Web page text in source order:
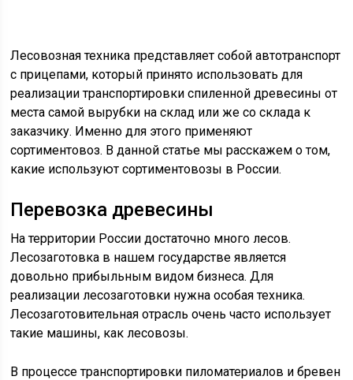
Лесовозная техника представляет собой автотранспорт
с прицепами, который принято использовать для
реализации транспортировки спиленной древесины от
места самой вырубки на склад или же со склада к
заказчику. Именно для этого применяют
сортиментовоз. В данной статье мы расскажем о том,
какие используют сортиментовозы в России.
Перевозка древесины
На территории России достаточно много лесов.
Лесозаготовка в нашем государстве является
довольно прибыльным видом бизнеса. Для
реализации лесозаготовки нужна особая техника.
Лесозаготовительная отрасль очень часто использует
такие машины, как лесовозы.
В процессе транспортировки пиломатериалов и бревен